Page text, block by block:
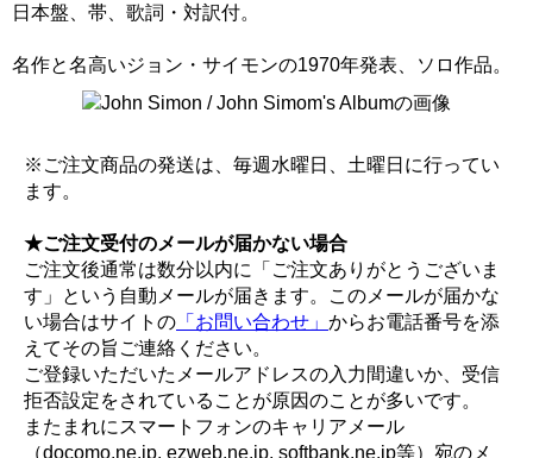
日本盤、帯、歌詞・対訳付。
名作と名高いジョン・サイモンの1970年発表、ソロ作品。
※ご注文商品の発送は、毎週水曜日、土曜日に行ってい
ます。
★ご注文受付のメールが届かない場合
ご注文後通常は数分以内に「ご注文ありがとうございま
す」という自動メールが届きます。このメールが届かな
い場合はサイトの 「お問い合わせ」 からお電話番号を添
えてその旨ご連絡ください。
ご登録いただいたメールアドレスの入力間違いか、受信
拒否設定をされていることが原因のことが多いです。
またまれにスマートフォンのキャリアメール
（docomo.ne.jp, ezweb.ne.jp, softbank.ne.jp等）宛のメ